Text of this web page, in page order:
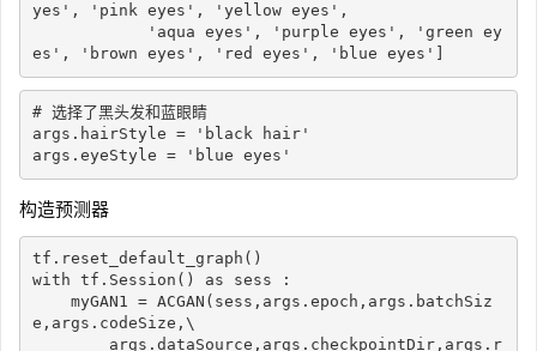
yes' , 'pink eyes' , 'yellow eyes' ,
'aqua eyes' , 'purple eyes' ,
'green ey
es' , 'brown eyes' , 'red eyes' , 'blue eyes'
# 选择了黑头发和蓝眼睛
args . hairStyle =
'black hair'
args . eyeStyle = 'blue eyes'
构造预测器
tf . reset_default_graph ( )
with tf . Session ( ) as sess
:
    myGAN1
= ACGAN ( sess , args . epoch , args . batchSiz
e , args . codeSize , \
        args
. dataSource , args . checkpointDir, args . r